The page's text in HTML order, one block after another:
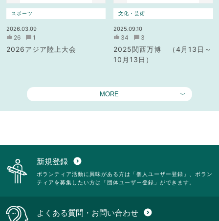
スポーツ
2026.03.09
26 1
2026アジア陸上大会
文化・芸術
2025.09.10
34 3
2025関西万博 （4月13日～
10月13日）
MORE
新規登録 expand_circle_down
ボランティア活動に興味がある方は「個人ユーザー登録」、ボラン
ティアを募集したい方は「団体ユーザー登録」ができます。
よくある質問・お問い合わせ expand_circle_down